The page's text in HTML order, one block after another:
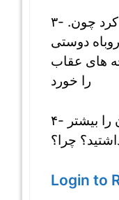
۳- .عقاب دوستی را خراب کرد چون
دوستی
های عقاب
را خورد
۴- کدام حیوان در داستان را بیشتر
چرا؟
Login to